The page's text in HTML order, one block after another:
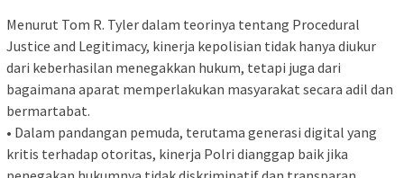
Menurut Tom R. Tyler dalam teorinya tentang Procedural
Justice and Legitimacy, kinerja kepolisian tidak hanya diukur
dari keberhasilan menegakkan hukum, tetapi juga dari
bagaimana aparat memperlakukan masyarakat secara adil dan
bermartabat.
• Dalam pandangan pemuda, terutama generasi digital yang
kritis terhadap otoritas, kinerja Polri dianggap baik jika